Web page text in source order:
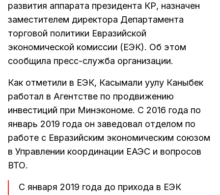
развития аппарата президента КР, назначен
заместителем директора Департамента
торговой политики Евразийской
экономической комиссии (ЕЭК). Об этом
сообщила пресс-служба организации.
Как отметили в ЕЭК, Касымали уулу Каныбек
работал в Агентстве по продвижению
инвестиций при Минэкономе. С 2016 года по
январь 2019 года он заведовал отделом по
работе с Евразийским экономическим союзом
в Управлении координации ЕАЭС и вопросов
ВТО.
С января 2019 года до прихода в ЕЭК